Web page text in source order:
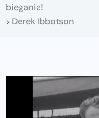
biegania!
> Derek Ibbotson